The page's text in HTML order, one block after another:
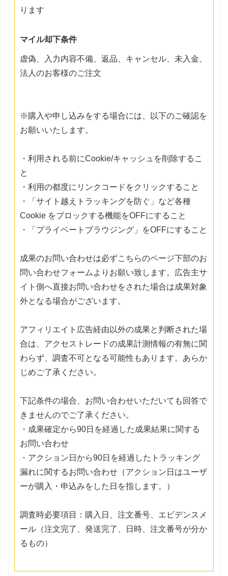
ります
マイル却下条件
虚偽、入力内容不備、返品、キャンセル、未入金、
法人のお客様のご注文
※購入や申し込みをする場合には、以下のご確認を
お願いいたします。
・利用される前にCookie/キャッシュを削除するこ
と
・利用の都度にリンクコードをクリックすること
・「サイト越えトラッキングを防ぐ」など各種
Cookie をブロックする機能をOFFにすること
・「プライベートブラウジング」をOFFにすること
成果のお問い合わせは必ずこちらのページ下部のお
問い合わせフォームよりお願い致します。広告主サ
イト側へ直接お問い合わせをされた場合は成果対象
外となる場合がございます。
アフィリエイト広告経由以外の成果と判断された場
合は、アクセストレードの成果計測情報の有無に関
わらず、調査不可となる可能性もあります。あらか
じめご了承ください。
下記条件の場合、お問い合わせいただいても回答で
きませんのでご了承ください。
・成果確定から90日を経過した成果結果に関する
お問い合わせ
・アクション日から90日を経過したトラッキング
漏れに関するお問い合わせ（アクション日はユーザ
ーが購入・申込みをした日を指します。）
調査時必要項目：購入日、注文番号、エビデンスメ
ール（注文完了、発送完了、日時、注文番号が分か
るもの）